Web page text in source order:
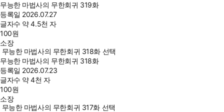
무능한 마법사의 무한회귀 319화
등록일 2026.07.27
글자수 약 4.5천 자
100원
소장
무능한 마법사의 무한회귀 318화 선택
무능한 마법사의 무한회귀 318화
등록일 2026.07.23
글자수 약 4천 자
100원
소장
무능한 마법사의 무한회귀 317화 선택